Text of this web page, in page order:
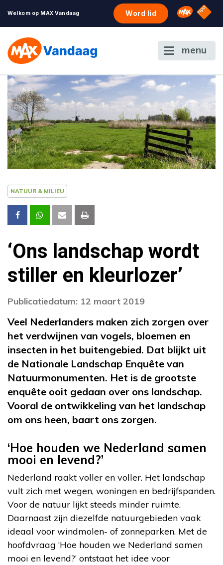
Welkom op MAX Vandaag Word lid Omroep
NPO
menu
NATUUR & MILIEU
‘Ons landschap wordt
stiller en kleurlozer’
Publicatiedatum: 12 maart 2019
Veel Nederlanders maken zich zorgen over
het verdwijnen van vogels, bloemen en
insecten in het buitengebied. Dat blijkt uit
de Nationale Landschap Enquête van
Natuurmonumenten. Het is de grootste
enquête ooit gedaan over ons landschap.
Vooral de ontwikkeling van het landschap
om ons heen, baart ons zorgen.
‘Hoe houden we Nederland samen
mooi en levend?’
Nederland raakt voller en voller. Het landschap
vult zich met wegen, woningen en bedrijfspanden.
Voor de natuur lijkt steeds minder ruimte.
Daarnaast zijn diezelfde natuurgebieden vaak
ideaal voor windmolen- of zonneparken. Met de
hoofdvraag ‘Hoe houden we Nederland samen
mooi en levend?’ ontstaat het idee voor